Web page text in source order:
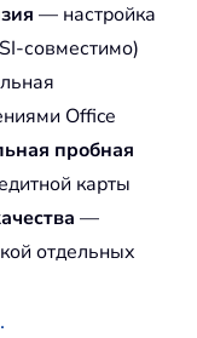
— настройка
совместимо)
Office
пробная
карты
—
отдельных